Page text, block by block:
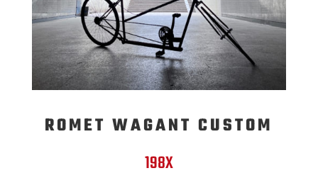
ROMET WAGANT CUSTOM
198X